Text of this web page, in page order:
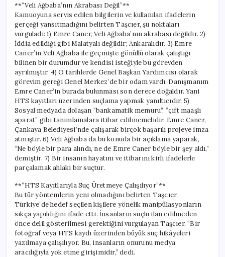
**“Veli Ağbaba’nın Akrabası Değil”**
Kamuoyuna servis edilen bilgilerin ve kullanılan ifadelerin
gerçeği yansıtmadığını belirten Taşcıer, şu noktaları
vurguladı: 1) Emre Caner, Veli Ağbaba’nın akrabası değildir. 2)
İddia edildiği gibi Malatyalı değildir; Ankaralıdır. 3) Emre
Caner’in Veli Ağbaba ile geçmişte gönüllü olarak çalıştığı
bilinen bir durumdur ve kendisi isteğiyle bu görevden
ayrılmıştır. 4) O tarihlerde Genel Başkan Yardımcısı olarak
görevim gereği Genel Merkez’de bir odam vardı. Danışmanım
Emre Caner’in burada bulunması son derece doğaldır. Yani
HTS kayıtları üzerinden suçlama yapmak yanıltıcıdır. 5)
Sosyal medyada dolaşan “bankamatik memuru”, “çift maaşlı
aparat” gibi tanımlamalara itibar edilmemelidir. Emre Caner,
Çankaya Belediyesi’nde çalışarak birçok başarılı projeye imza
atmıştır. 6) Veli Ağbaba da bu konuda bir açıklama yaparak,
“Ne böyle bir para alındı, ne de Emre Caner böyle bir şey aldı,”
demiştir. 7) Bir insanın hayatını ve itibarını kirli ifadelerle
parçalamak ahlaki bir suçtur.
**“HTS Kayıtlarıyla Suç Üretmeye Çalışılıyor”**
Bu tür yöntemlerin yeni olmadığını belirten Taşcıer,
Türkiye’de hedef seçilen kişilere yönelik manipülasyonların
sıkça yapıldığını ifade etti. İnsanların suçlu ilan edilmeden
önce delil gösterilmesi gerektiğini vurgulayan Taşcıer, “Bir
fotoğraf veya HTS kaydı üzerinden büyük suç hikâyeleri
yazılmaya çalışılıyor. Bu, insanların onurunu medya
aracılığıyla yok etme girişimidir,” dedi.